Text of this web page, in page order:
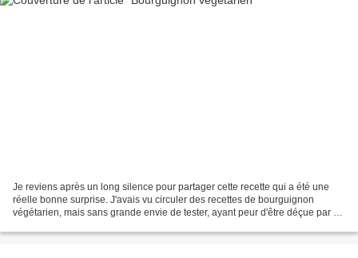
Je reviens après un long silence pour partager cette recette qui a été une
réelle bonne surprise. J'avais vu circuler des recettes de bourguignon
végétarien, mais sans grande envie de tester, ayant peur d'être déçue par un